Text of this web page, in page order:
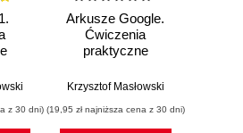
z 30 dni)
Arkusze Google.
Ćwiczenia
praktyczne
Krzysztof Masłowski
(19,95 zł najniższa cena z 30 dni)